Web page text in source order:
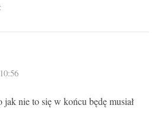
nie to się w końcu będę musiał